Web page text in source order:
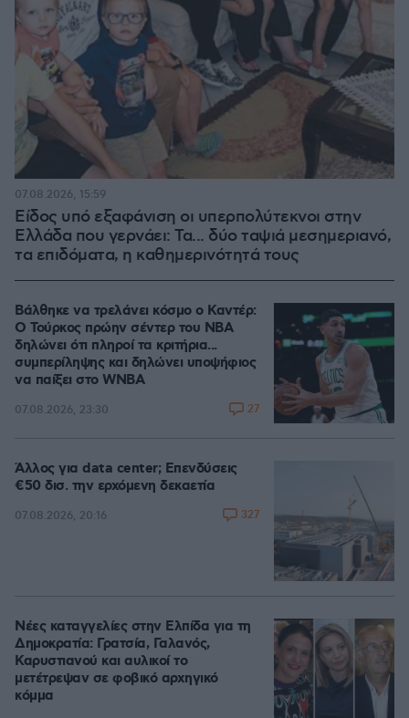
Είδος υπό εξαφάνιση οι υπερπολύτεκνοι στην
Ελλάδα που γερνάει: Τα... δύο ταψιά μεσημεριανό,
τα επιδόματα, η καθημερινότητά τους
07.08.2026, 15:59
Βάλθηκε να τρελάνει κόσμο ο Καντέρ:
Ο Τούρκος πρώην σέντερ του NBA
δηλώνει ότι πληροί τα κριτήρια...
συμπερίληψης και δηλώνει υποψήφιος
να παίξει στο WNBA
07.08.2026, 23:30 27
Άλλος για data center; Επενδύσεις
€50 δισ. την ερχόμενη δεκαετία
07.08.2026, 20:16 327
Νέες καταγγελίες στην Ελπίδα για τη
Δημοκρατία: Γρατσία, Γαλανός,
Καρυστιανού και αυλικοί το
μετέτρεψαν σε φοβικό αρχηγικό
κόμμα